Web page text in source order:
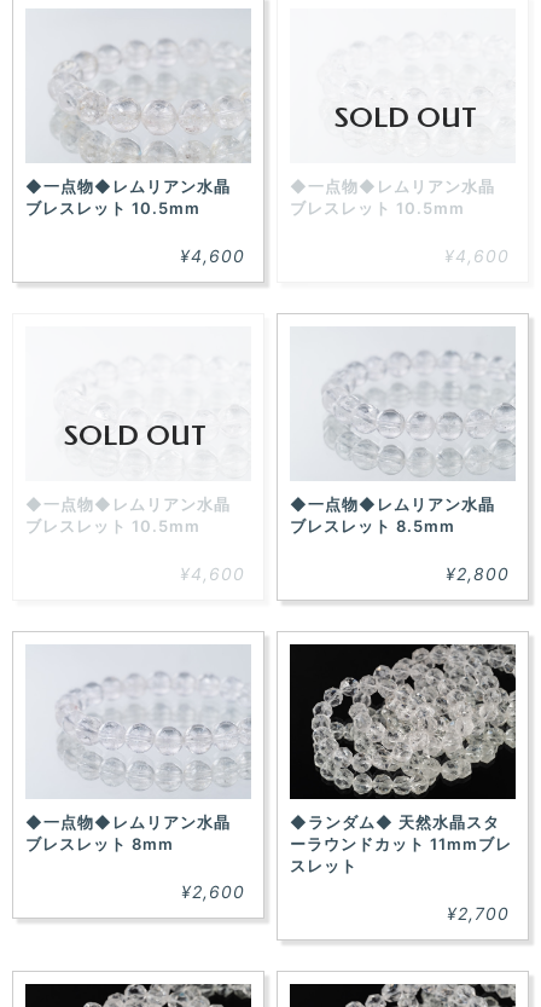
◆一点物◆レムリアン水晶
ブレスレット 10.5mm
¥4,600
SOLD OUT
◆一点物◆レムリアン水晶
ブレスレット 10.5mm
¥4,600
SOLD OUT
◆一点物◆レムリアン水晶
ブレスレット 10.5mm
¥4,600
◆一点物◆レムリアン水晶
ブレスレット 8.5mm
¥2,800
◆一点物◆レムリアン水晶
ブレスレット 8mm
¥2,600
◆ランダム◆ 天然水晶スタ
ーラウンドカット 11mmブレ
スレット
¥2,700